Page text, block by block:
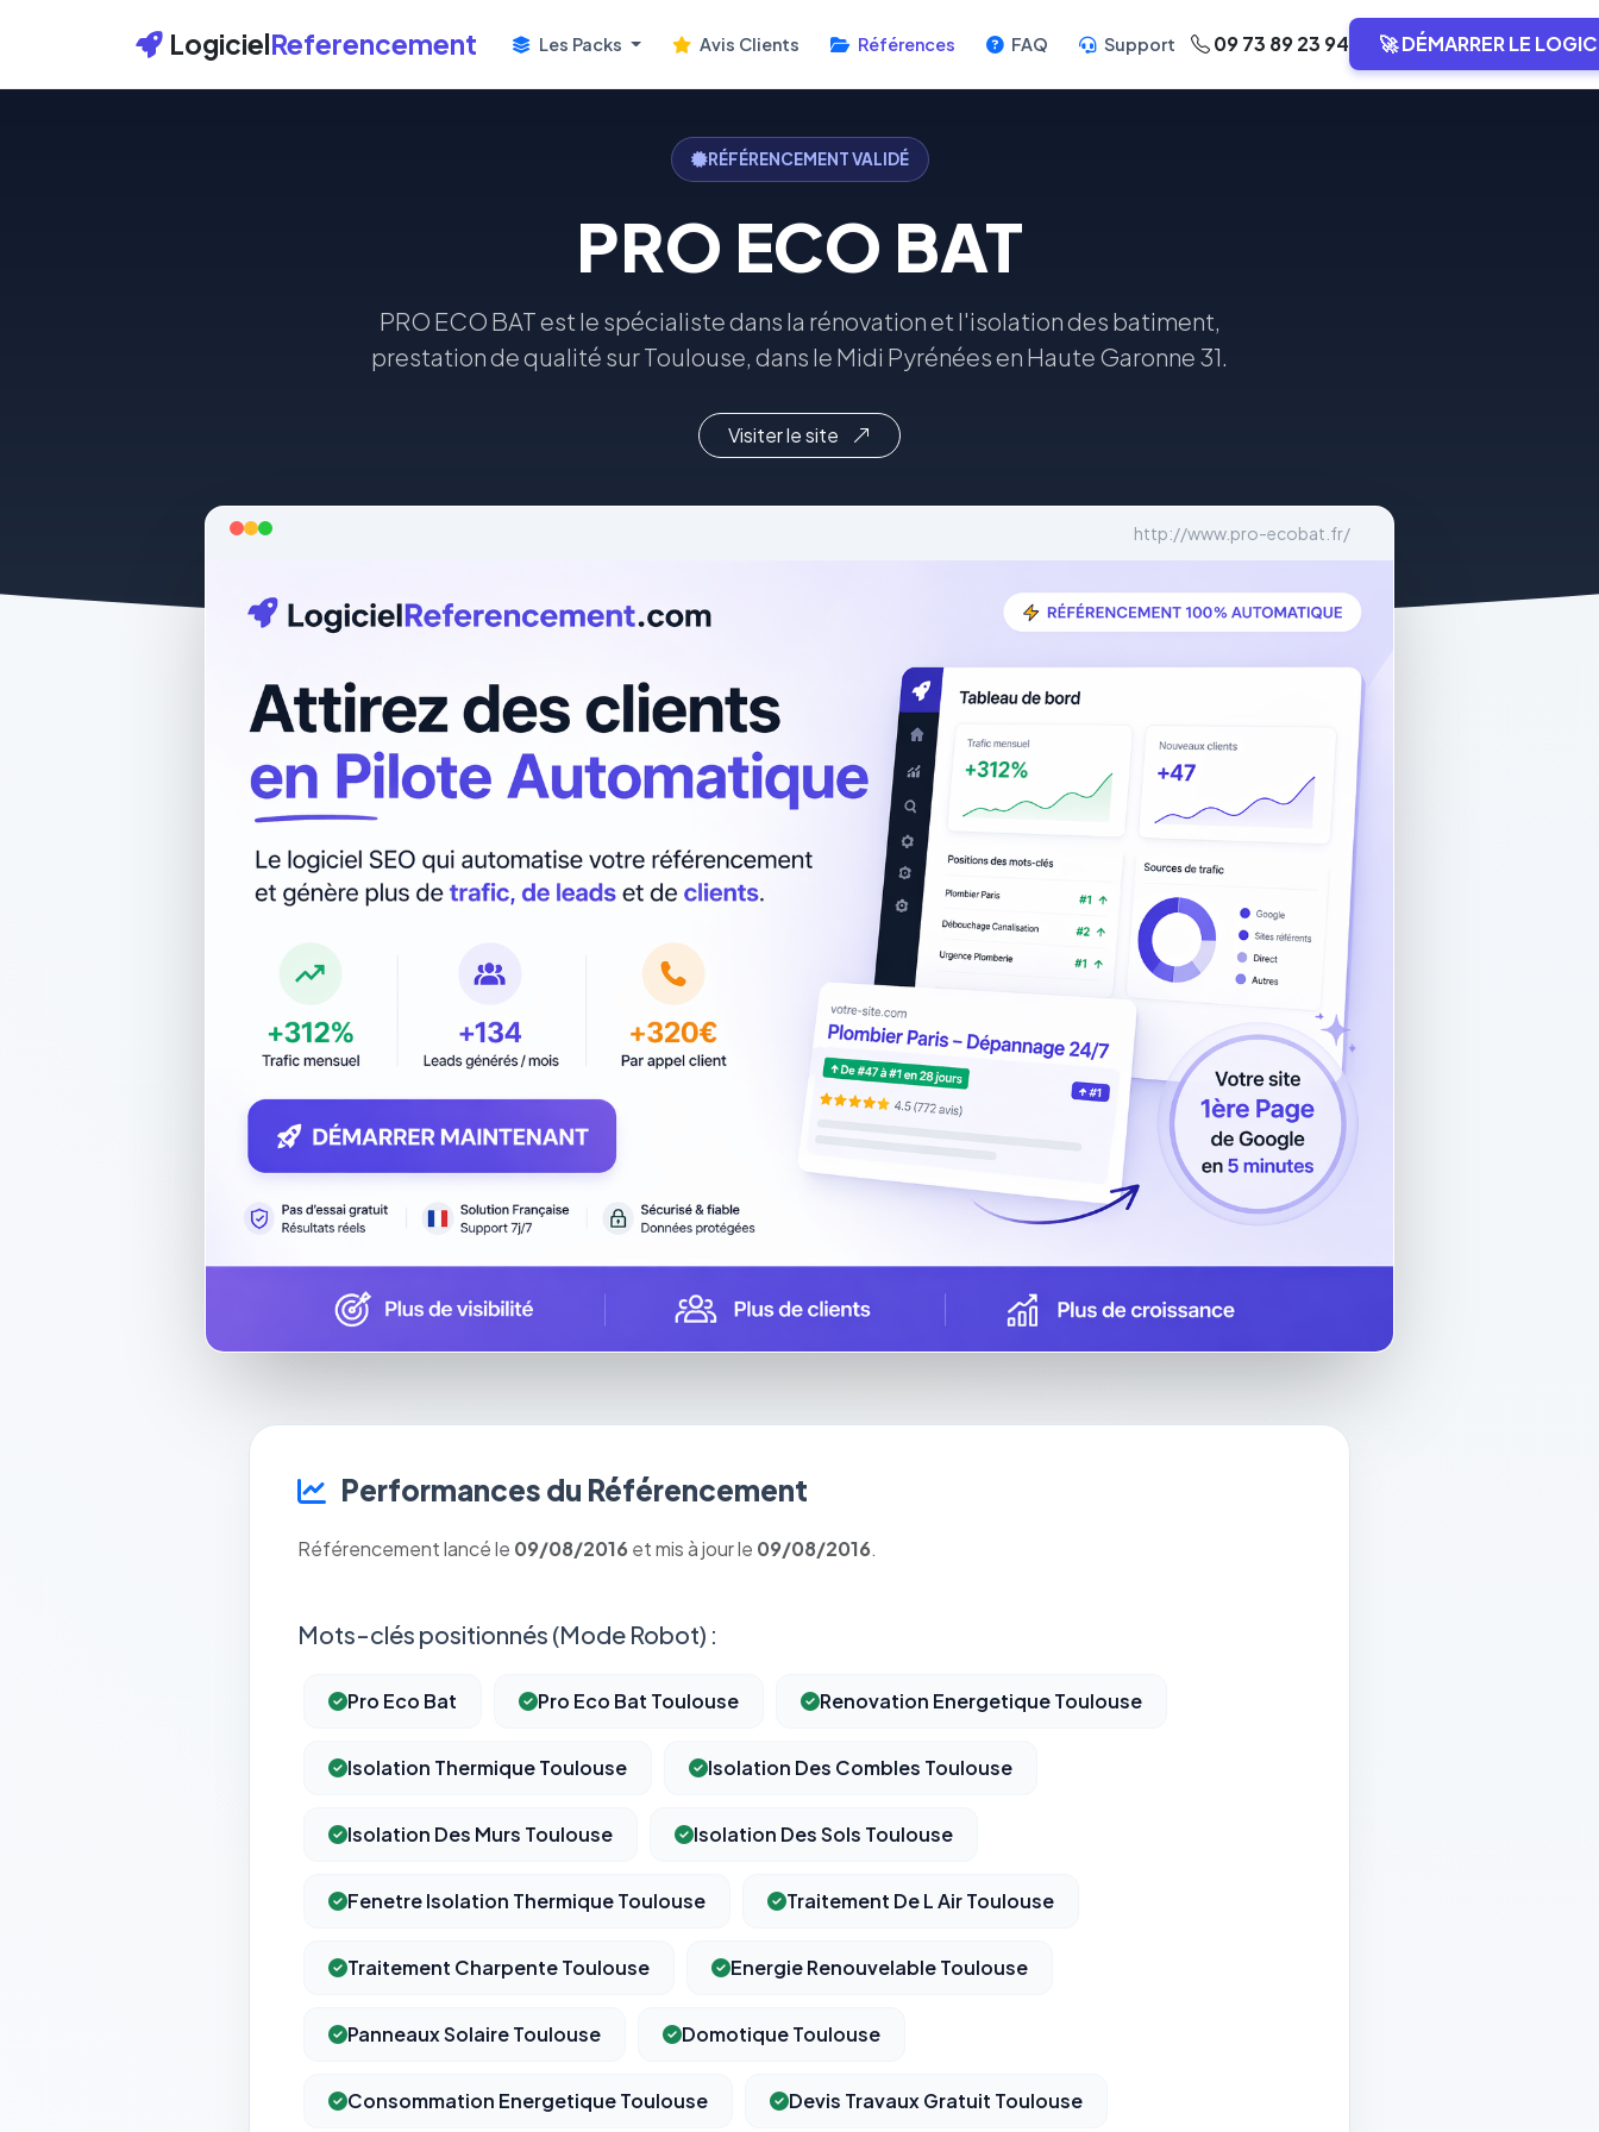
LogicielReferencement Les Packs Avis Clients Références FAQ Support 09 73 89 23 94 🚀 DÉMARRER LE
RÉFÉRENCEMENT VALIDÉ
PRO ECO BAT
PRO ECO BAT est le spécialiste dans la rénovation et l'isolation des batiment,
prestation de qualité sur Toulouse, dans le Midi Pyrénées en Haute Garonne 31.
Visiter le site
http://www.pro-ecobat.fr/
Performances du Référencement
Référencement lancé le 09/08/2016 et mis à jour le 09/08/2016.
Mots-clés positionnés (Mode Robot) :
Pro Eco Bat Pro Eco Bat Toulouse Renovation Energetique Toulouse
Isolation Thermique Toulouse Isolation Des Combles Toulouse
Isolation Des Murs Toulouse Isolation Des Sols Toulouse
Fenetre Isolation Thermique Toulouse Traitement De L Air Toulouse
Traitement Charpente Toulouse Energie Renouvelable Toulouse
Panneaux Solaire Toulouse Domotique Toulouse
Consommation Energetique Toulouse Devis Travaux Gratuit Toulouse